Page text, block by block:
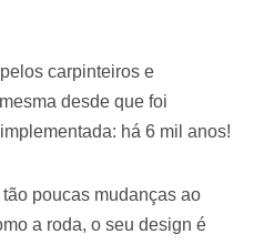
carpinteiros e
desde que foi
há 6 mil anos!
poucas mudanças ao
a roda, o seu design é